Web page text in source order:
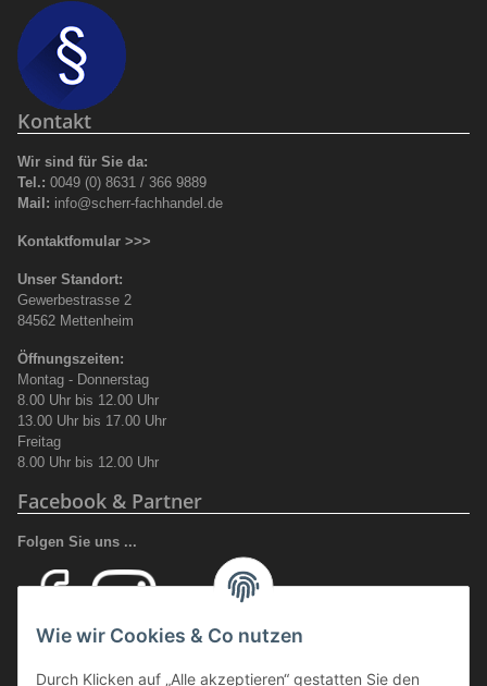
Kontakt
Wir sind für Sie da:
Tel.: 0049 (0) 8631 / 366 9889
Mail: info@scherr-fachhandel.de
Kontaktfomular >>>
Unser Standort:
Gewerbestrasse 2
84562 Mettenheim
Öffnungszeiten:
Montag - Donnerstag
8.00 Uhr bis 12.00 Uhr
13.00 Uhr bis 17.00 Uhr
Freitag
8.00 Uhr bis 12.00 Uhr
Facebook & Partner
Folgen Sie uns ...
Wie wir Cookies & Co nutzen
Durch Klicken auf „Alle akzeptieren“ gestatten Sie den